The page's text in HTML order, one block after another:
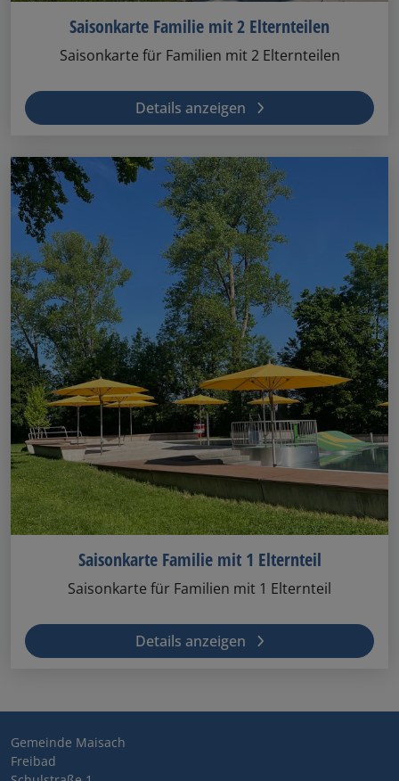
Saisonkarte Familie mit 2 Elternteilen
Saisonkarte für Familien mit 2 Elternteilen
Details anzeigen
Saisonkarte Familie mit 1 Elternteil
Saisonkarte für Familien mit 1 Elternteil
Details anzeigen
Gemeinde Maisach
Freibad